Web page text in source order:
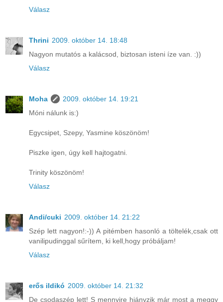
Válasz
Thrini 2009. október 14. 18:48
Nagyon mutatós a kalácsod, biztosan isteni íze van. :))
Válasz
Moha
2009. október 14. 19:21
Móni nálunk is:)
Egycsipet, Szepy, Yasmine köszönöm!
Piszke igen, úgy kell hajtogatni.
Trinity köszönöm!
Válasz
Andi/cuki 2009. október 14. 21:22
Szép lett nagyon!:-)) A pitémben hasonló a töltelék,csak ott
vanilipudinggal sűrítem, ki kell,hogy próbáljam!
Válasz
erős ildikó 2009. október 14. 21:32
De csodaszép lett! S mennyire hiányzik már most a meggy